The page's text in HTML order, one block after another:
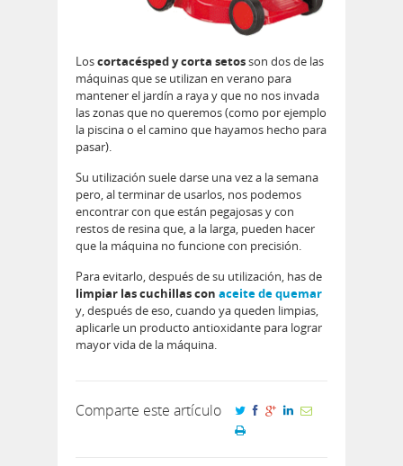
Loscortacésped y corta setosson dos de las
máquinas que se utilizan en verano para
mantener el jardín a raya y que no nos invada
las zonas que no queremos (como por ejemplo
la piscina o el camino que hayamos hecho para
pasar).
Su utilización suele darse una vez a la semana
pero, al terminar de usarlos, nos podemos
encontrar con que están pegajosas y con
restos de resina que, a la larga, pueden hacer
que la máquina no funcione con precisión.
Para evitarlo, después de su utilización, has de
limpiar las cuchillas con aceite de quemar
y, después de eso, cuando ya queden limpias,
aplicarle un producto antioxidante para lograr
mayor vida de la máquina.
Comparte este artículo